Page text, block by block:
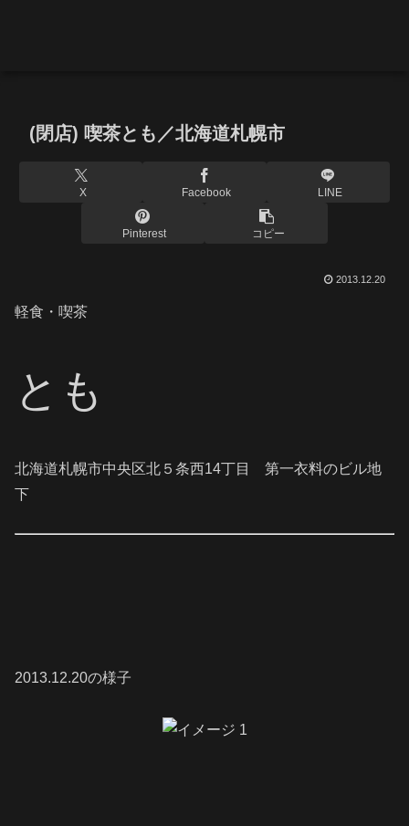
(閉店) 喫茶とも／北海道札幌市
X Facebook LINE
Pinterest コピー
2013.12.20
軽食・喫茶
とも
北海道札幌市中央区北５条西14丁目 第一衣料のビル地
下
2013.12.20の様子